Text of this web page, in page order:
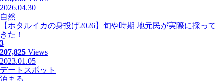
2026.04.30
自然
【ホタルイカの身投げ2026】旬や時期 地元民が実際に採って
きた！
3
207,825 Views
2023.01.05
デートスポット
泊まる